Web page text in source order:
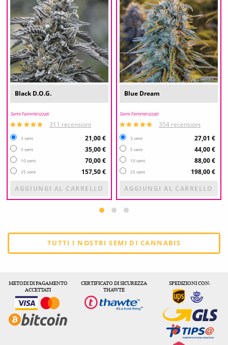
Black D.O.G.
Semi Femminizzati
311 recensioni
3 semi 21,00 €
5 semi 35,00 €
10 semi 70,00 €
25 semi
157,50 €
AGGIUNGI AL CARRELLO
Blue Dream
Semi Femminizzati
354 recensioni
3 semi 27,01 €
5 semi 44,00 €
10 semi 88,00 €
25 semi
198,00 €
AGGIUNGI AL CARRELLO
TUTTI I NOSTRI SEMI DI CANNABIS
METODI DI PAGAMENTO
ACCETTATI
CERTIFICATO DI SICUREZZA
THAWTE
SPEDIZIONI CON: